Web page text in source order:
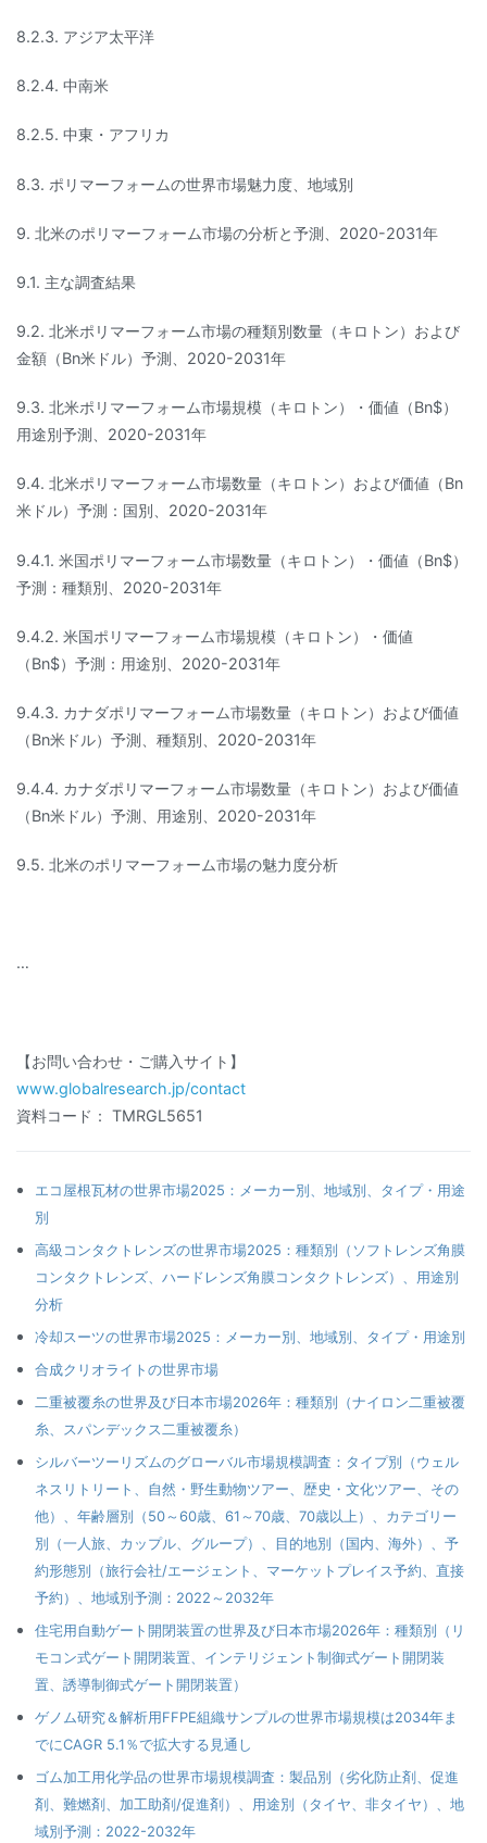
8.2.3. アジア太平洋
8.2.4. 中南米
8.2.5. 中東・アフリカ
8.3. ポリマーフォームの世界市場魅力度、地域別
9. 北米のポリマーフォーム市場の分析と予測、2020-2031年
9.1. 主な調査結果
9.2. 北米ポリマーフォーム市場の種類別数量（キロトン）および
金額（Bn米ドル）予測、2020-2031年
9.3. 北米ポリマーフォーム市場規模（キロトン）・価値（Bn$）
用途別予測、2020-2031年
9.4. 北米ポリマーフォーム市場数量（キロトン）および価値（Bn
米ドル）予測：国別、2020-2031年
9.4.1. 米国ポリマーフォーム市場数量（キロトン）・価値（Bn$）
予測：種類別、2020-2031年
9.4.2. 米国ポリマーフォーム市場規模（キロトン）・価値
（Bn$）予測：用途別、2020-2031年
9.4.3. カナダポリマーフォーム市場数量（キロトン）および価値
（Bn米ドル）予測、種類別、2020-2031年
9.4.4. カナダポリマーフォーム市場数量（キロトン）および価値
（Bn米ドル）予測、用途別、2020-2031年
9.5. 北米のポリマーフォーム市場の魅力度分析
…
【お問い合わせ・ご購入サイト】
www.globalresearch.jp/contact
資料コード： TMRGL5651
エコ屋根瓦材の世界市場2025：メーカー別、地域別、タイプ・用途
別
高級コンタクトレンズの世界市場2025：種類別（ソフトレンズ角膜
コンタクトレンズ、ハードレンズ角膜コンタクトレンズ）、用途別
分析
冷却スーツの世界市場2025：メーカー別、地域別、タイプ・用途別
合成クリオライトの世界市場
二重被覆糸の世界及び日本市場2026年：種類別（ナイロン二重被覆
糸、スパンデックス二重被覆糸）
シルバーツーリズムのグローバル市場規模調査：タイプ別（ウェル
ネスリトリート、自然・野生動物ツアー、歴史・文化ツアー、その
他）、年齢層別（50～60歳、61～70歳、70歳以上）、カテゴリー
別（一人旅、カップル、グループ）、目的地別（国内、海外）、予
約形態別（旅行会社/エージェント、マーケットプレイス予約、直接
予約）、地域別予測：2022～2032年
住宅用自動ゲート開閉装置の世界及び日本市場2026年：種類別（リ
モコン式ゲート開閉装置、インテリジェント制御式ゲート開閉装
置、誘導制御式ゲート開閉装置）
ゲノム研究＆解析用FFPE組織サンプルの世界市場規模は2034年ま
でにCAGR 5.1％で拡大する見通し
ゴム加工用化学品の世界市場規模調査：製品別（劣化防止剤、促進
剤、難燃剤、加工助剤/促進剤）、用途別（タイヤ、非タイヤ）、地
域別予測：2022-2032年